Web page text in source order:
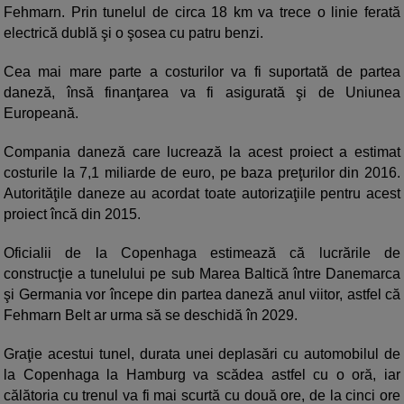
Fehmarn. Prin tunelul de circa 18 km va trece o linie ferată
electrică dublă şi o şosea cu patru benzi.
Cea mai mare parte a costurilor va fi suportată de partea
daneză, însă finanţarea va fi asigurată şi de Uniunea
Europeană.
Compania daneză care lucrează la acest proiect a estimat
costurile la 7,1 miliarde de euro, pe baza preţurilor din 2016.
Autorităţile daneze au acordat toate autorizaţiile pentru acest
proiect încă din 2015.
Oficialii de la Copenhaga estimează că lucrările de
construcţie a tunelului pe sub Marea Baltică între Danemarca
şi Germania vor începe din partea daneză anul viitor, astfel că
Fehmarn Belt ar urma să se deschidă în 2029.
Graţie acestui tunel, durata unei deplasări cu automobilul de
la Copenhaga la Hamburg va scădea astfel cu o oră, iar
călătoria cu trenul va fi mai scurtă cu două ore, de la cinci ore